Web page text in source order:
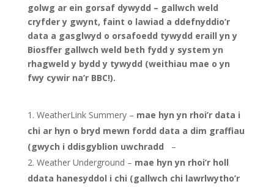
golwg ar ein gorsaf dywydd – gallwch weld
cryfder y gwynt, faint o lawiad a ddefnyddio’r
data a gasglwyd o orsafoedd tywydd eraill yn y
Biosffer gallwch weld beth fydd y system yn
rhagweld y bydd y tywydd (weithiau mae o yn
fwy cywir na’r BBC!).
WeatherLink Summery – mae hyn yn rhoi’r data i
chi ar hyn o bryd mewn fordd data a dim graffiau
(gwych i ddisgyblion uwchradd
–
Weather Underground – mae hyn yn rhoi’r holl
ddata hanesyddol i chi (gallwch chi lawrlwytho’r